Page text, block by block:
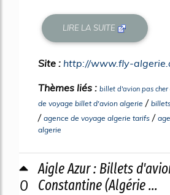
LIRE LA SUITE
Site : http://www.fly-
Thèmes liés : billet d'avion pas
de voyage billet d'avion algerie /
/ agence de voyage algerie tarifs /
algerie
0
Aigle Azur : Billets
Constantine (Algérie ...